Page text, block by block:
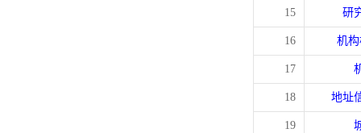
15 研
16 机
17
18 地址
19